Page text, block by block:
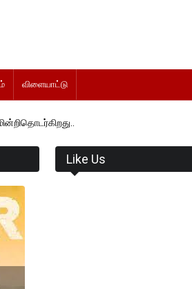
விளையாட்டு
Like Us